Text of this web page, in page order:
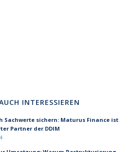
INTERESSIEREN
Sachwerte sichern: Maturus Finance ist
Partner der DDIM